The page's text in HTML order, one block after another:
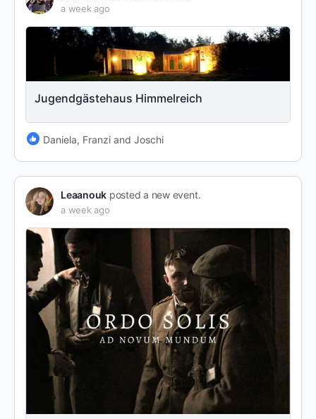
a week ago
Jugendgästehaus Himmelreich
Daniela, Franzi and Joschi
Leaanouk posted a new event.
a week ago